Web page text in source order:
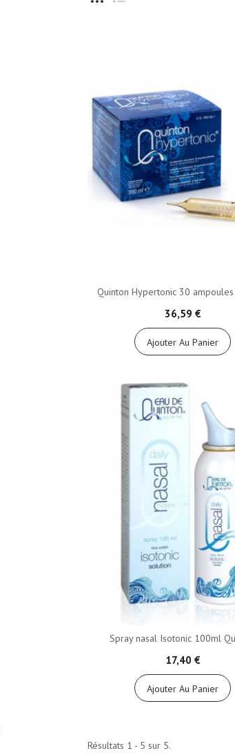
Quinton Hypertonic 30
36,59 €
Ajouter Au Panier
Spray nasal Isotonic 100ml
17,40 €
Ajouter Au Panier
Résultats 1 - 5 sur 5.